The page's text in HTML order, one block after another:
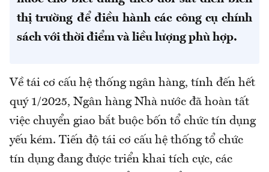
thị trường để điều hành các công cụ chính
sách với thời điểm và liều lượng phù hợp.
Về tái cơ cấu hệ thống ngân hàng, tính đến hết
quý 1/2025, Ngân hàng Nhà nước đã hoàn tất
việc chuyển giao bắt buộc bốn tổ chức tín dụng
yếu kém. Tiến độ tái cơ cấu hệ thống tổ chức
tín dụng đang được triển khai tích cực, các